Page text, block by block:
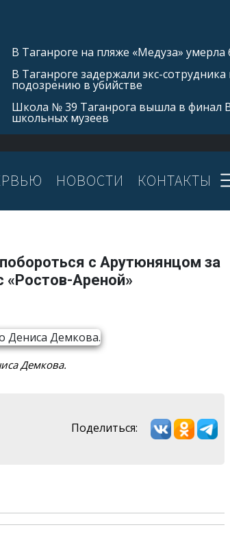
В Таганроге на пляже «Медуза»
В Таганроге задержали экс-
подозрению в убийстве
Школа № 39 Таганрога вышла в финал
школьных музеев
НОВОСТИ КОНТАКТЫ
с Арутюнянцом за
Ареной»
Демкова.
Поделиться: